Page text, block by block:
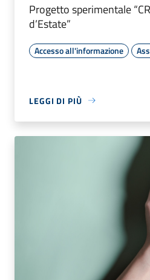
Progetto sperimentale
d’Estate”
Accesso all'informazione
LEGGI DI PIÙ